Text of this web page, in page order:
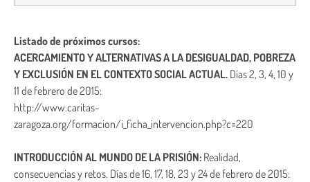
Listado de próximos cursos:
ACERCAMIENTO Y ALTERNATIVAS A LA DESIGUALDAD, POBREZA
Y EXCLUSIÓN EN EL CONTEXTO SOCIAL ACTUAL. Días 2, 3, 4, 10 y
11 de febrero de 2015:
http://www.caritas-
zaragoza.org/formacion/i_ficha_intervencion.php?c=220
INTRODUCCIÓN AL MUNDO DE LA PRISIÓN: Realidad,
consecuencias y retos. Días de 16, 17, 18, 23 y 24 de febrero de 2015: